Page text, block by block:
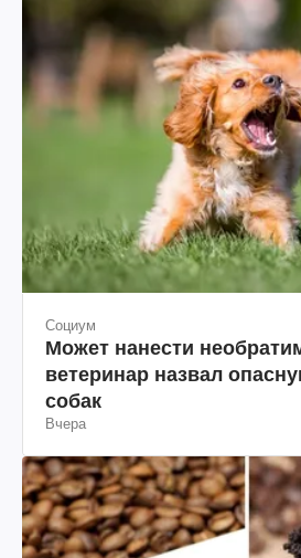
Социум
Может нанести
ветеринар назвал
собак
Вчера